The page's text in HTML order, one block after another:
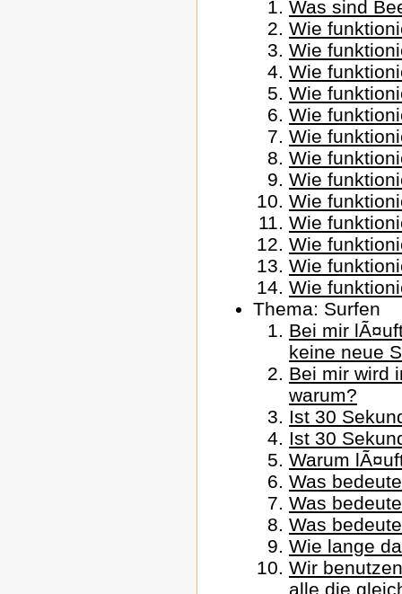
Was sind
Wie
Wie
Wie
Wie
Wie
Wie
Wie
Wie
Wie
Wie
Wie
Wie
Wie
Thema: Surfen
Bei mir
keine neue
Bei mir wird
warum?
Ist 30
Ist 30
Warum
Was
Was
Was
Wie lange
Wir
alle die